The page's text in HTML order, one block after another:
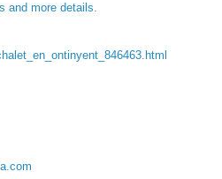
and more details.